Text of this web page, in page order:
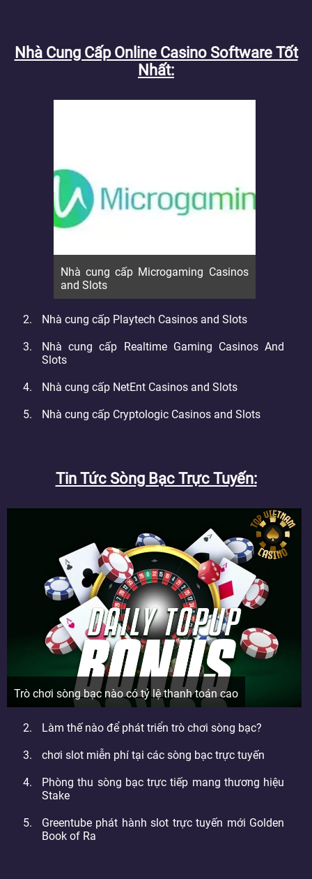
Nhà Cung Cấp Online Casino Software Tốt
Nhất
Nhà cung cấp Microgaming Casinos
and Slots
Nhà cung cấp Playtech Casinos and Slots
Nhà cung cấp Realtime Gaming Casinos And
Slots
Nhà cung cấp NetEnt Casinos and Slots
Nhà cung cấp Cryptologic Casinos and Slots
Tin Tức Sòng Bạc Trực Tuyến
Trò chơi sòng bạc nào có tỷ lệ thanh toán cao
Làm thế nào để phát triển trò chơi sòng bạc?
chơi slot miễn phí tại các sòng bạc trực tuyến
Phòng thu sòng bạc trực tiếp mang thương hiệu
Stake
Greentube phát hành slot trực tuyến mới Golden
Book of Ra